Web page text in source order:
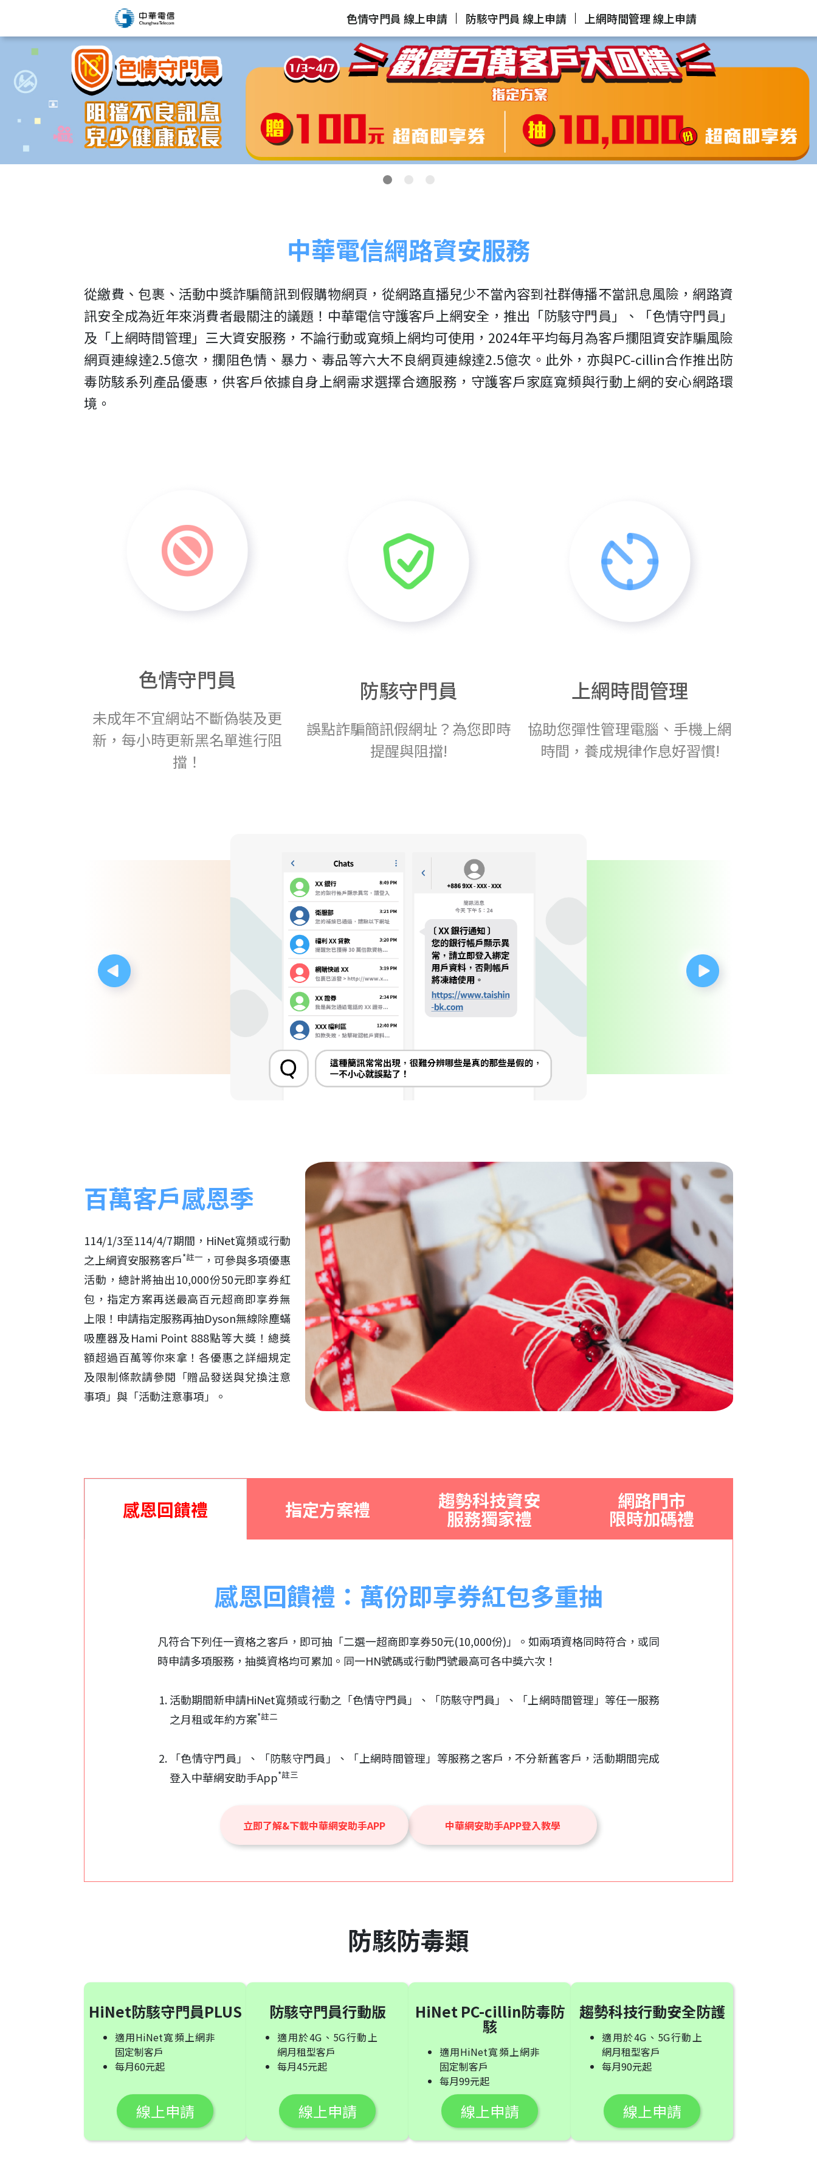
色情守門員 線上申請 防駭守門員 線上申請 上網時間管理 線上申請
中華電信網路資安服務
從繳費、包裹、活動中獎詐騙簡訊到假購物網頁，從網路直播兒少不當內容到社群傳播不當訊息風險，網路資
訊安全成為近年來消費者最關注的議題！中華電信守護客戶上網安全，推出「防駭守門員」、「色情守門員」
及「上網時間管理」三大資安服務，不論行動或寬頻上網均可使用，2024年平均每月為客戶攔阻資安詐騙風險
網頁連線達2.5億次，攔阻色情、暴力、毒品等六大不良網頁連線達2.5億次。此外，亦與PC-cillin合作推出防
毒防駭系列產品優惠，供客戶依據自身上網需求選擇合適服務，守護客戶家庭寬頻與行動上網的安心網路環
境。
色情守門員
未成年不宜網站不斷偽裝及更
新，每小時更新黑名單進行阻
擋！
防駭守門員
誤點詐騙簡訊假網址？為您即時
提醒與阻擋!
上網時間管理
協助您彈性管理電腦、手機上網
時間，養成規律作息好習慣!
百萬客戶感恩季
114/1/3至114/4/7期間，HiNet寬頻或行動
之上網資安服務客戶*註一 ，可參與多項優惠
活動，總計將抽出10,000份50元即享券紅
包，指定方案再送最高百元超商即享券無
上限！申請指定服務再抽Dyson無線除塵蟎
吸塵器及Hami Point 888點等大獎！總獎
額超過百萬等你來拿！各優惠之詳細規定
及限制條款請參閱「贈品發送與兌換注意
事項」與「活動注意事項」。
感恩回饋禮 指定方案禮 趨勢科技資安
服務獨家禮
網路門市
限時加碼禮
感恩回饋禮：萬份即享券紅包多重抽
凡符合下列任一資格之客戶，即可抽「二選一超商即享券50元(10,000份)」。如兩項資格同時符合，或同
時申請多項服務，抽獎資格均可累加。同一HN號碼或行動門號最高可各中獎六次！
活動期間新申請HiNet寬頻或行動之「色情守門員」、「防駭守門員」、「上網時間管理」等任一服務
之月租或年約方案*註二
「色情守門員」、「防駭守門員」、「上網時間管理」等服務之客戶，不分新舊客戶，活動期間完成
登入中華網安助手App*註三
立即了解&下載中華網安助手APP 中華網安助手APP登入教學
防駭防毒類
HiNet防駭守門員PLUS
適用HiNet寬頻上網非
固定制客戶
每月60元起
線上申請
防駭守門員行動版
適用於4G、5G行動上
網月租型客戶
每月45元起
線上申請
HiNet PC-cillin防毒防
駭
適用HiNet寬頻上網非
固定制客戶
每月99元起
線上申請
趨勢科技行動安全防護
適用於4G、5G行動上
網月租型客戶
每月90元起
線上申請